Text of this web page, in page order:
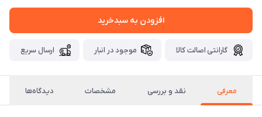
افزودن به سبدخرید
گارانتی اصالت کالا موجود در انبار ارسال سریع
معرفی نقد و بررسی مشخصات دیدگاه‌ها